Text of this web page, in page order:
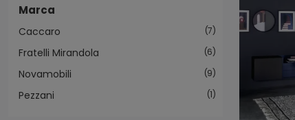
Marca
Caccaro 7
Fratelli Mirandola 6
Novamobili 9
Pezzani 1